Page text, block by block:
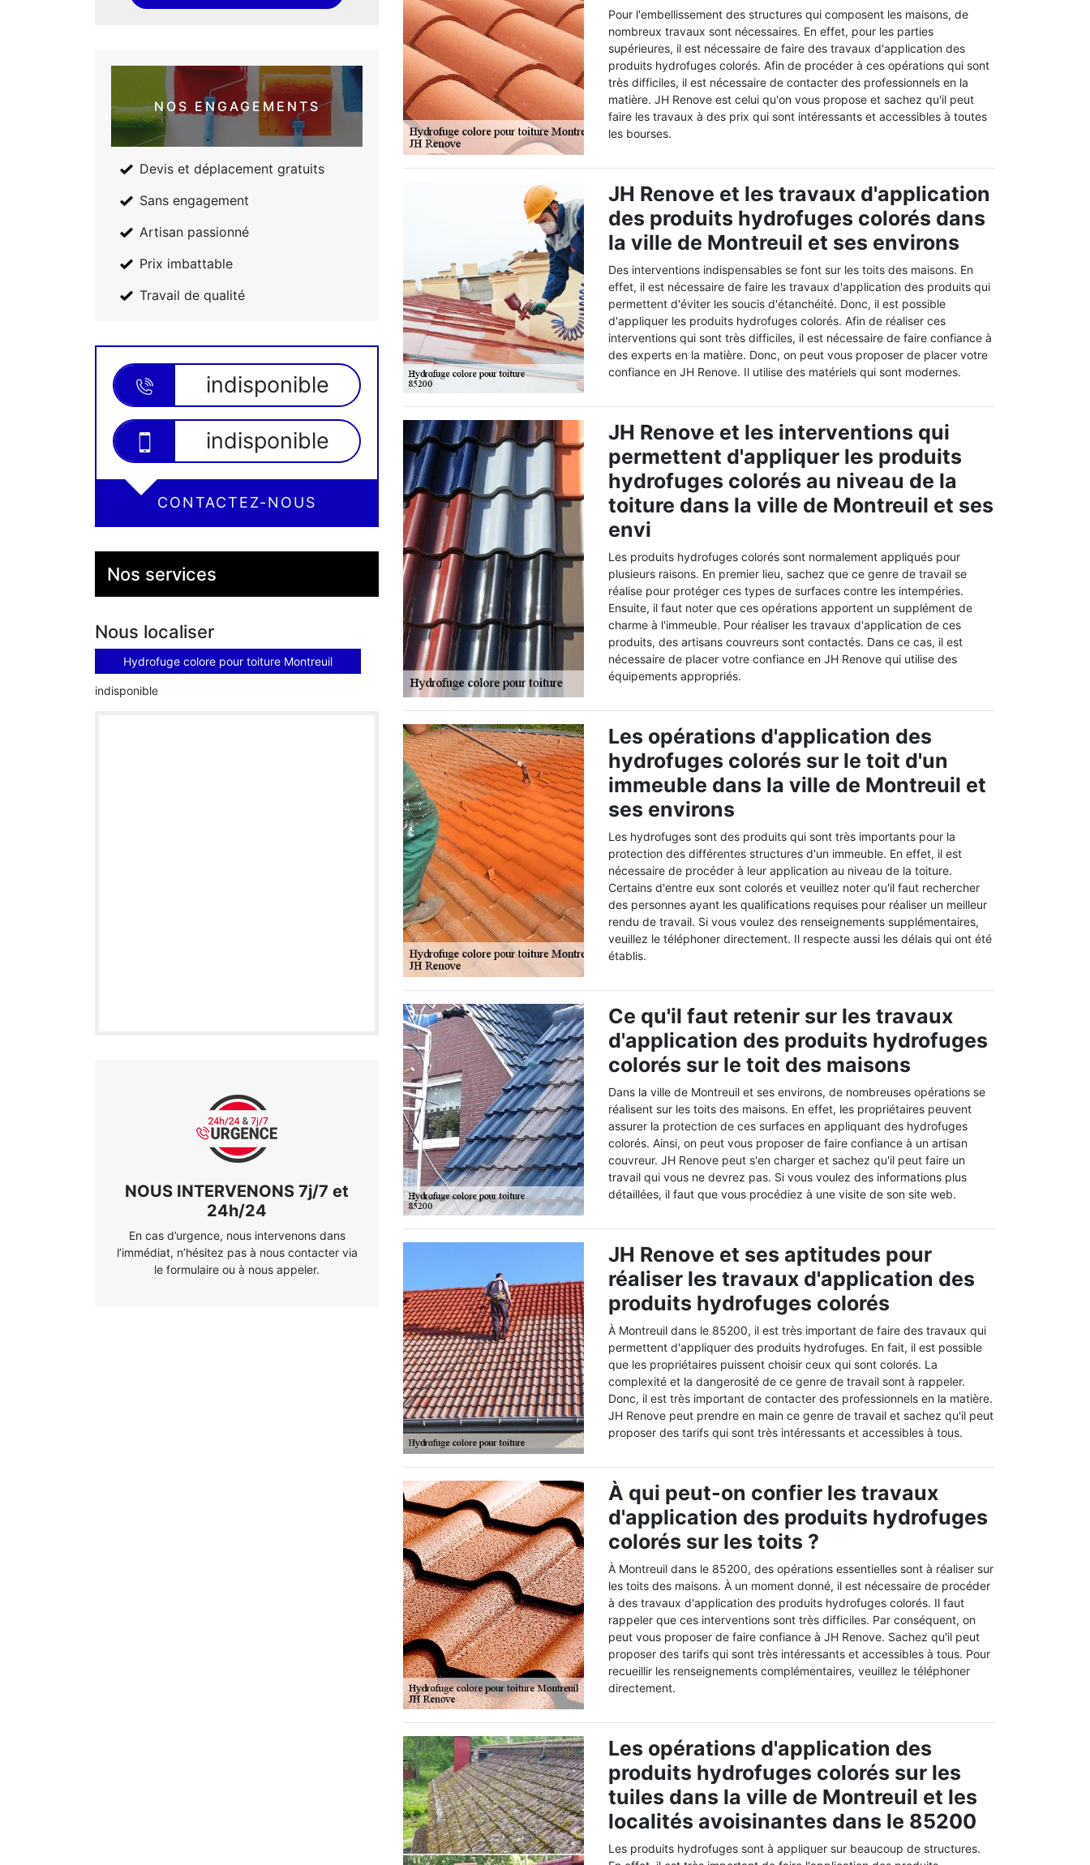
NOS ENGAGEMENTS
Devis et déplacement gratuits
Sans engagement
Artisan passionné
Prix imbattable
Travail de qualité
indisponible
indisponible
CONTACTEZ-NOUS
Nos services
Nous localiser
Hydrofuge colore pour toiture Montreuil
indisponible
NOUS INTERVENONS 7j/7 et
24h/24
En cas d’urgence, nous intervenons dans
l’immédiat, n’hésitez pas à nous contacter via
le formulaire ou à nous appeler.
Pour l'embellissement des structures qui composent les maisons, de
nombreux travaux sont nécessaires. En effet, pour les parties
supérieures, il est nécessaire de faire des travaux d'application des
produits hydrofuges colorés. Afin de procéder à ces opérations qui sont
très difficiles, il est nécessaire de contacter des professionnels en la
matière. JH Renove est celui qu'on vous propose et sachez qu'il peut
faire les travaux à des prix qui sont intéressants et accessibles à toutes
les bourses.
JH Renove et les travaux d'application
des produits hydrofuges colorés dans
la ville de Montreuil et ses environs
Des interventions indispensables se font sur les toits des maisons. En
effet, il est nécessaire de faire les travaux d'application des produits qui
permettent d'éviter les soucis d'étanchéité. Donc, il est possible
d'appliquer les produits hydrofuges colorés. Afin de réaliser ces
interventions qui sont très difficiles, il est nécessaire de faire confiance à
des experts en la matière. Donc, on peut vous proposer de placer votre
confiance en JH Renove. Il utilise des matériels qui sont modernes.
JH Renove et les interventions qui
permettent d'appliquer les produits
hydrofuges colorés au niveau de la
toiture dans la ville de Montreuil et ses
envi
Les produits hydrofuges colorés sont normalement appliqués pour
plusieurs raisons. En premier lieu, sachez que ce genre de travail se
réalise pour protéger ces types de surfaces contre les intempéries.
Ensuite, il faut noter que ces opérations apportent un supplément de
charme à l'immeuble. Pour réaliser les travaux d'application de ces
produits, des artisans couvreurs sont contactés. Dans ce cas, il est
nécessaire de placer votre confiance en JH Renove qui utilise des
équipements appropriés.
Les opérations d'application des
hydrofuges colorés sur le toit d'un
immeuble dans la ville de Montreuil et
ses environs
Les hydrofuges sont des produits qui sont très importants pour la
protection des différentes structures d'un immeuble. En effet, il est
nécessaire de procéder à leur application au niveau de la toiture.
Certains d'entre eux sont colorés et veuillez noter qu'il faut rechercher
des personnes ayant les qualifications requises pour réaliser un meilleur
rendu de travail. Si vous voulez des renseignements supplémentaires,
veuillez le téléphoner directement. Il respecte aussi les délais qui ont été
établis.
Ce qu'il faut retenir sur les travaux
d'application des produits hydrofuges
colorés sur le toit des maisons
Dans la ville de Montreuil et ses environs, de nombreuses opérations se
réalisent sur les toits des maisons. En effet, les propriétaires peuvent
assurer la protection de ces surfaces en appliquant des hydrofuges
colorés. Ainsi, on peut vous proposer de faire confiance à un artisan
couvreur. JH Renove peut s'en charger et sachez qu'il peut faire un
travail qui vous ne devrez pas. Si vous voulez des informations plus
détaillées, il faut que vous procédiez à une visite de son site web.
JH Renove et ses aptitudes pour
réaliser les travaux d'application des
produits hydrofuges colorés
À Montreuil dans le 85200, il est très important de faire des travaux qui
permettent d'appliquer des produits hydrofuges. En fait, il est possible
que les propriétaires puissent choisir ceux qui sont colorés. La
complexité et la dangerosité de ce genre de travail sont à rappeler.
Donc, il est très important de contacter des professionnels en la matière.
JH Renove peut prendre en main ce genre de travail et sachez qu'il peut
proposer des tarifs qui sont très intéressants et accessibles à tous.
À qui peut-on confier les travaux
d'application des produits hydrofuges
colorés sur les toits ?
À Montreuil dans le 85200, des opérations essentielles sont à réaliser sur
les toits des maisons. À un moment donné, il est nécessaire de procéder
à des travaux d'application des produits hydrofuges colorés. Il faut
rappeler que ces interventions sont très difficiles. Par conséquent, on
peut vous proposer de faire confiance à JH Renove. Sachez qu'il peut
proposer des tarifs qui sont très intéressants et accessibles à tous. Pour
recueillir les renseignements complémentaires, veuillez le téléphoner
directement.
Les opérations d'application des
produits hydrofuges colorés sur les
tuiles dans la ville de Montreuil et les
localités avoisinantes dans le 85200
Les produits hydrofuges sont à appliquer sur beaucoup de structures.